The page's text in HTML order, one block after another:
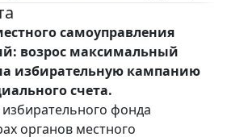
самоуправления
возрос максимальный
избирательную кампанию
счета.
фонда
органов местного